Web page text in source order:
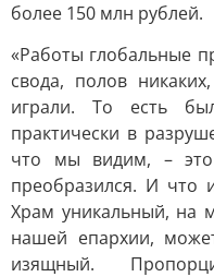
более 150 млн рублей.
«Работы глобальные
свода, полов
играли. То есть
практически в
что мы видим, – это
преобразился. И что
Храм уникальный, на
нашей епархии,
изящный.